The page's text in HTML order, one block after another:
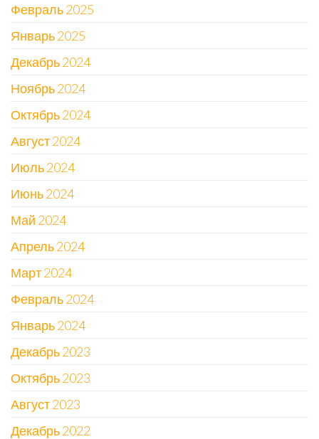
Февраль 2025
Январь 2025
Декабрь 2024
Ноябрь 2024
Октябрь 2024
Август 2024
Июль 2024
Июнь 2024
Май 2024
Апрель 2024
Март 2024
Февраль 2024
Январь 2024
Декабрь 2023
Октябрь 2023
Август 2023
Декабрь 2022